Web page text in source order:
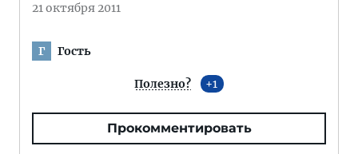
21 октября 2011
Г Гость
Полезно? 1
Прокомментировать